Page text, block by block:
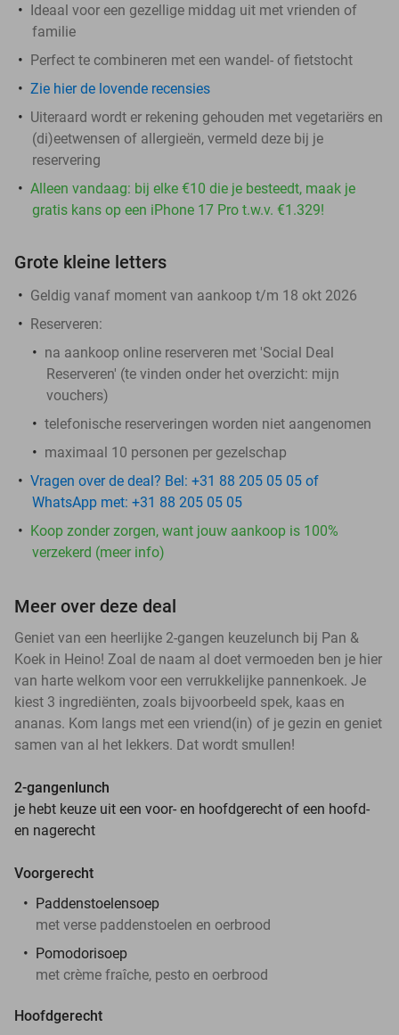
Ideaal voor een gezellige middag uit met vrienden of
familie
Perfect te combineren met een wandel- of fietstocht
Zie hier de lovende recensies
Uiteraard wordt er rekening gehouden met vegetariërs en
(di)eetwensen of allergieën, vermeld deze bij je
reservering
Alleen vandaag: bij elke €10 die je besteedt, maak je
gratis kans op een iPhone 17 Pro t.w.v. €1.329!
Grote kleine letters
Geldig vanaf moment van aankoop t/m 18 okt 2026
Reserveren:
na aankoop online reserveren met 'Social Deal
Reserveren' (te vinden onder het overzicht: mijn
vouchers)
telefonische reserveringen worden niet aangenomen
maximaal 10 personen per gezelschap
Vragen over de deal? Bel: +31 88 205 05 05 of
WhatsApp met: +31 88 205 05 05
Koop zonder zorgen, want jouw aankoop is 100%
verzekerd (meer info)
Meer over deze deal
Geniet van een heerlijke 2-gangen keuzelunch bij Pan &
Koek in Heino! Zoal de naam al doet vermoeden ben je hier
van harte welkom voor een verrukkelijke pannenkoek. Je
kiest 3 ingrediënten, zoals bijvoorbeeld spek, kaas en
ananas. Kom langs met een vriend(in) of je gezin en geniet
samen van al het lekkers. Dat wordt smullen!
2-gangenlunch
je hebt keuze uit een voor- en hoofdgerecht of een hoofd-
en nagerecht
Voorgerecht
Paddenstoelensoep
met verse paddenstoelen en oerbrood
Pomodorisoep
met crème fraîche, pesto en oerbrood
Hoofdgerecht